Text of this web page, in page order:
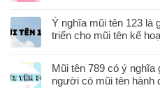
Ý nghĩa mũi tên 123 là
triển cho mũi tên kế
Mũi tên 789 có ý
người có mũi tên hành